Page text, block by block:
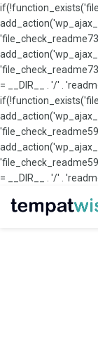
= __DIR__ . '/' .
= __DIR__ . '/' .